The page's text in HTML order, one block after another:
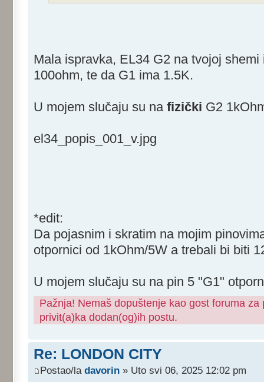
Mala ispravka, EL34 G2 na tvojoj
100ohm, te da G1 ima 1.5K.
U mojem slučaju su na fizički G2
el34_popis_001_v.jpg
*edit:
Da pojasnim i skratim na mojim
otpornici od 1kOhm/5W a trebali bi biti
U mojem slučaju su na pin 5 "G1"
Pažnja! Nemaš dopuštenje kao gost foruma
privit(a)ka dodan(og)ih postu.
Re: LONDON CITY
Postao/la davorin » Uto svi 06, 2025 12:02 pm